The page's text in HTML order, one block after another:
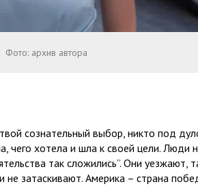
Фото: архив автора
сознательный выбор, никто под
чего хотела и шла к своей цели. Люди
так сложились”. Они уезжают,
затаскивают. Америка – страна